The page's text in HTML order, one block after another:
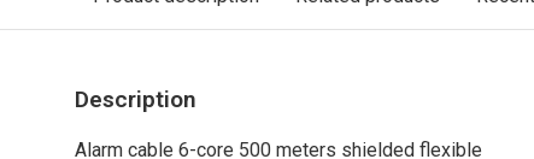
Description
Alarm cable 6-core 500 meters shielded flexible